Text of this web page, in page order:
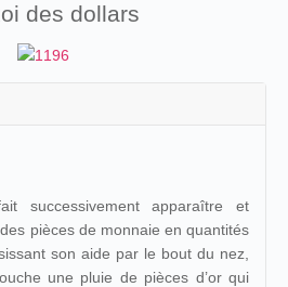
des dollars
successivement apparaître et
pièces de monnaie en quantités
son aide par le bout du nez,
une pluie de pièces d’or qui